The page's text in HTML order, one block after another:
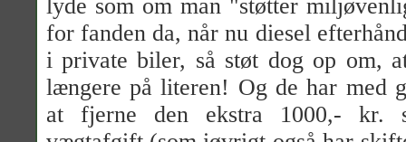
lyde som om man "støtter
for fanden da, når nu diesel
i private biler, så støt dog op om,
længere på literen! Og de har med
at fjerne den ekstra 1000,- kr.